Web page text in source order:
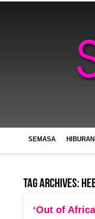
SEMASA HIBURAN
Tag Archives:
‘Out of